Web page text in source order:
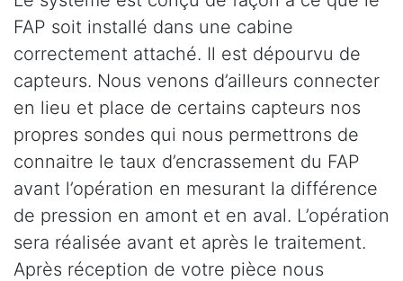
FAP soit installé dans une cabine
correctement attaché. Il est dépourvu de
capteurs. Nous venons d’ailleurs connecter
en lieu et place de certains capteurs nos
propres sondes qui nous permettrons de
connaitre le taux d’encrassement du FAP
avant l’opération en mesurant la différence
de pression en amont et en aval. L’opération
sera réalisée avant et après le traitement.
Après réception de votre pièce nous